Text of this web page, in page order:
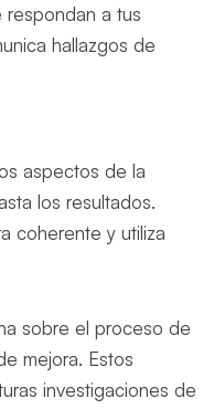
a tus
hallazgos de
aspectos de la
los resultados.
coherente y utiliza
sobre el proceso de
mejora. Estos
investigaciones de